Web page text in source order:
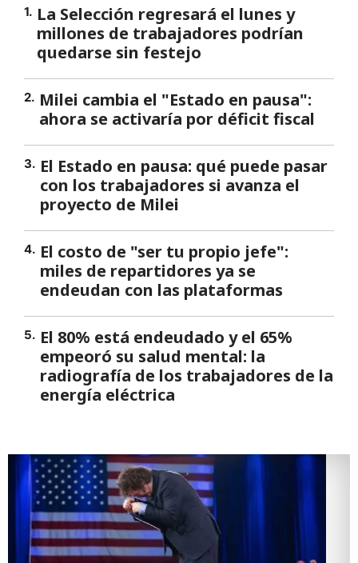
1. La Selección regresará el lunes y
millones de trabajadores podrían
quedarse sin festejo
2. Milei cambia el "Estado en pausa":
ahora se activaría por déficit fiscal
3. El Estado en pausa: qué puede pasar
con los trabajadores si avanza el
proyecto de Milei
4. El costo de "ser tu propio jefe":
miles de repartidores ya se
endeudan con las plataformas
5. El 80% está endeudado y el 65%
empeoró su salud mental: la
radiografía de los trabajadores de la
energía eléctrica